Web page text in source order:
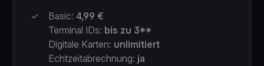
✓
Basic: 4,99 €
Terminal IDs: bis zu 3**
Digitale Karten: unlimitiert
Echtzeitabrechnung: ja